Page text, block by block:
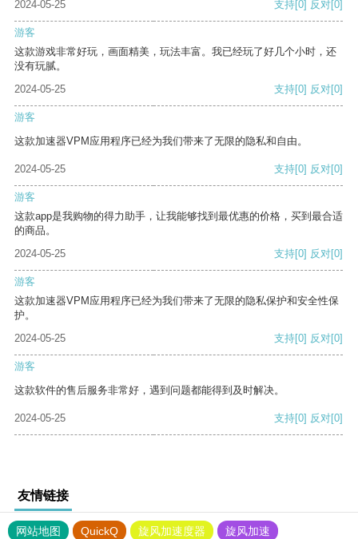
2024-05-25
支持[0] 反对[0]
游客
这款游戏非常好玩，画面精美，玩法丰富。我已经玩了好几个小时，还
没有玩腻。
2024-05-25
支持[0] 反对[0]
游客
这款加速器VPM应用程序已经为我们带来了无限的隐私和自由。
2024-05-25 支持[0] 反对[0]
游客
这款app是我购物的得力助手，让我能够找到最优惠的价格，买到最合适
的商品。
2024-05-25
支持[0] 反对[0]
游客
这款加速器VPM应用程序已经为我们带来了无限的隐私保护和安全性保
护。
2024-05-25
支持[0] 反对[0]
游客
这款软件的售后服务非常好，遇到问题都能得到及时解决。
2024-05-25 支持[0] 反对[0]
友情链接
网站地图 QuickQ 旋风加速度器
旋风加速